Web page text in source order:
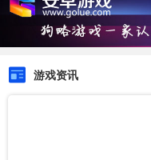
游戏资讯